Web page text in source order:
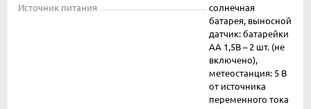
Источник питания
солнечная
батарея, выносной
датчик: батарейки
АА 1,5В – 2 шт. (не
включено),
метеостанция: 5 В
от источника
переменного тока